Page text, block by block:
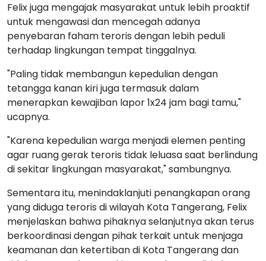
Felix juga mengajak masyarakat untuk lebih proaktif
untuk mengawasi dan mencegah adanya
penyebaran faham teroris dengan lebih peduli
terhadap lingkungan tempat tinggalnya.
"Paling tidak membangun kepedulian dengan
tetangga kanan kiri juga termasuk dalam
menerapkan kewajiban lapor 1x24 jam bagi tamu,"
ucapnya.
"Karena kepedulian warga menjadi elemen penting
agar ruang gerak teroris tidak leluasa saat berlindung
di sekitar lingkungan masyarakat," sambungnya.
Sementara itu, menindaklanjuti penangkapan orang
yang diduga teroris di wilayah Kota Tangerang, Felix
menjelaskan bahwa pihaknya selanjutnya akan terus
berkoordinasi dengan pihak terkait untuk menjaga
keamanan dan ketertiban di Kota Tangerang dan